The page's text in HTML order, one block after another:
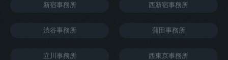
新宿事務所 西新宿事務所
渋谷事務所 蒲田事務所
立川事務所 西東京事務所